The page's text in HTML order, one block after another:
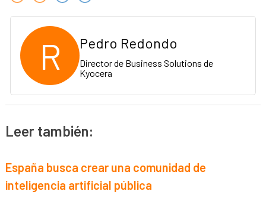
R Pedro Redondo
Director de Business Solutions de
Kyocera
Leer también:
España busca crear una comunidad de
inteligencia artificial pública